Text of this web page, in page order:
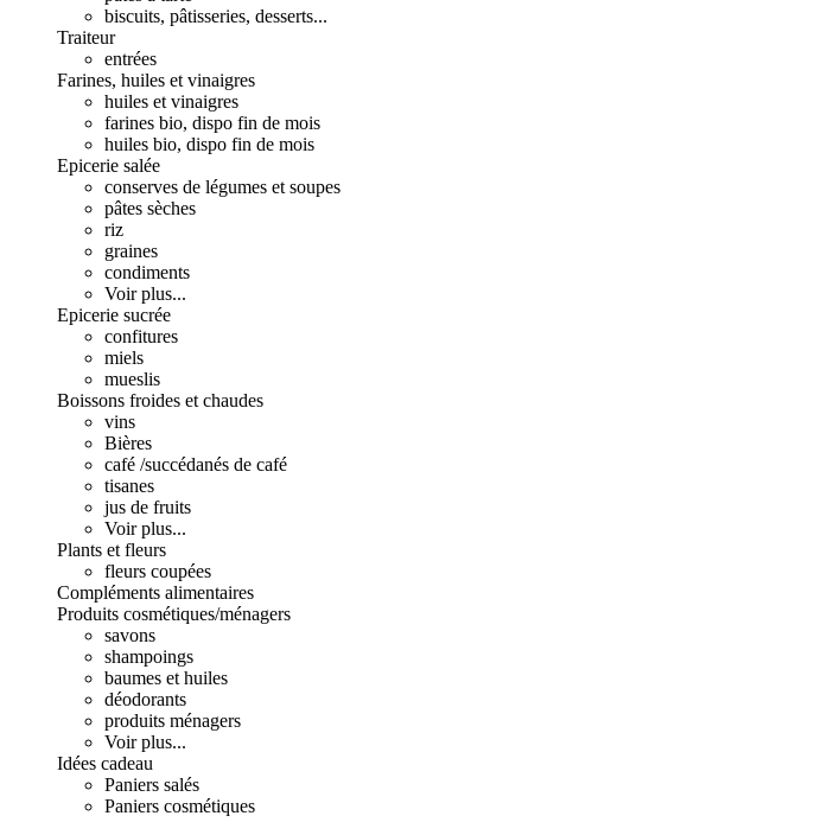
biscuits, pâtisseries, desserts...
Traiteur
entrées
Farines, huiles et vinaigres
huiles et vinaigres
farines bio, dispo fin de mois
huiles bio, dispo fin de mois
Epicerie salée
conserves de légumes et soupes
pâtes sèches
riz
graines
condiments
Voir plus...
Epicerie sucrée
confitures
miels
mueslis
Boissons froides et chaudes
vins
Bières
café /succédanés de café
tisanes
jus de fruits
Voir plus...
Plants et fleurs
fleurs coupées
Compléments alimentaires
Produits cosmétiques/ménagers
savons
shampoings
baumes et huiles
déodorants
produits ménagers
Voir plus...
Idées cadeau
Paniers salés
Paniers cosmétiques